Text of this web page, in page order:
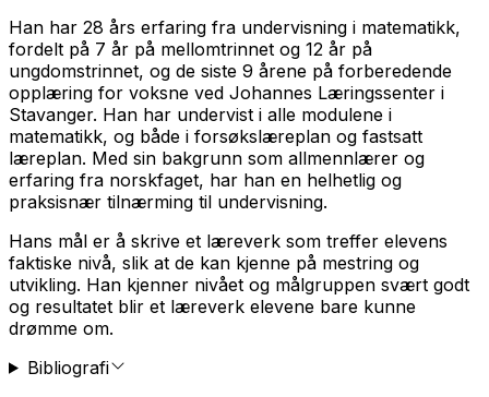
Han har 28 års erfaring fra undervisning i matematikk,
fordelt på 7 år på mellomtrinnet og 12 år på
ungdomstrinnet, og de siste 9 årene på forberedende
opplæring for voksne ved Johannes Læringssenter i
Stavanger. Han har undervist i alle modulene i
matematikk, og både i forsøkslæreplan og fastsatt
læreplan. Med sin bakgrunn som allmennlærer og
erfaring fra norskfaget, har han en helhetlig og
praksisnær tilnærming til undervisning.
Hans mål er å skrive et læreverk som treffer elevens
faktiske nivå, slik at de kan kjenne på mestring og
utvikling. Han kjenner nivået og målgruppen svært godt
og resultatet blir et læreverk elevene bare kunne
drømme om.
Bibliografi